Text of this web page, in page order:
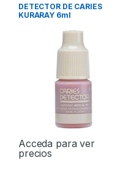
DETECTOR DE CARIES
KURARAY 6ml
Acceda para ver
precios